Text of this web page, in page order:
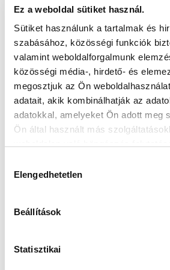
Ez a weboldal sütiket használ.
Sütiket használunk a tartalmak és
szabásához, közösségi funkciók
valamint weboldalforgalmunk
közösségi média-, hirdető- és
megosztjuk az Ön
adatait, akik kombinálhatják az
adatokkal, amelyeket Ön adott meg
Ön által használt más
kiválasztása
Elengedhetetlen
Beállítások
Statisztikai
belvárosában, az Új
egyik páholyában, vagy a
belsős catering cég